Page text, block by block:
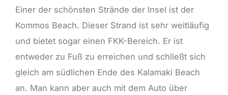
Einer der schönsten Strände der Insel ist der
Kommos Beach. Dieser Strand ist sehr weitläufig
und bietet sogar einen FKK-Bereich. Er ist
entweder zu Fuß zu erreichen und schließt sich
gleich am südlichen Ende des Kalamaki Beach
an. Man kann aber auch mit dem Auto über